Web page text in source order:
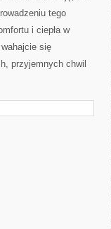
tego
i ciepła w
⁢się
przyjemnych chwil